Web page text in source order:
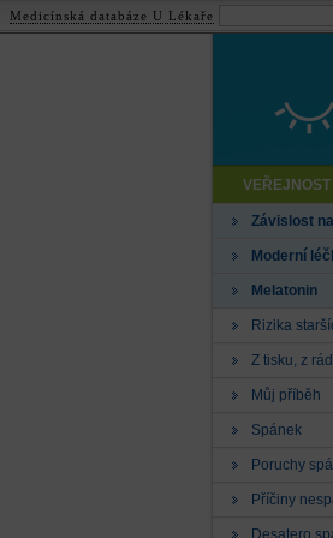
VEŘEJNOST
Závislost
Moderní
Melatonin
Rizika
Z tisku, z
Můj příběh
Spánek
Poruchy
Příčiny
Desatero
Medicínská databáze U Lékaře